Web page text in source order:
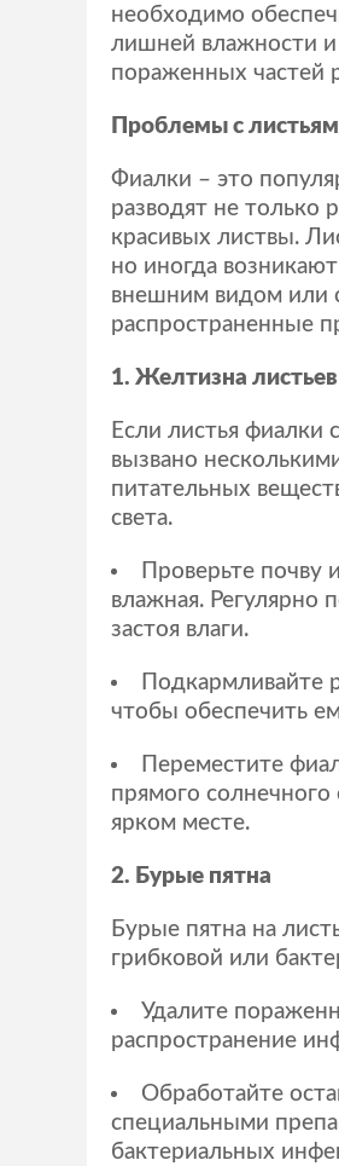
необходимо
лишней влажности и
пораженных частей
Проблемы с
Фиалки – это
разводят не только
красивых листвы.
но иногда
внешним видом или
распространенные
1. Желтизна листьев
Если листья фиалки
вызвано
питательных
света.
Проверьте почву
влажная. Регулярно
застоя влаги.
Подкармливайте
чтобы обеспечить
Переместите
прямого солнечного
ярком месте.
2. Бурые пятна
Бурые пятна на
грибковой или
Удалите
распространение
Обработайте
специальными
бактериальных